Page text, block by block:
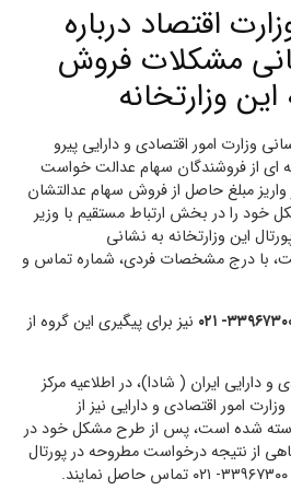
اقتصاد درباره
مشکلات فروش
وزارتخانه
وزارت امور اقتصادی و دارایی پیرو
ای از فروشندگان سهام عدالت خواست
واریز مبلغ حاصل از فروش سهام عدالتشان
خود را در بخش ارتباط مستقیم با وزیر
این وزارتخانه به نشانی
با درج مشخصات فردی، شماره تماس و
نیز برای پیگیری این گروه از
دارایی ایران ( شادا)، در اطلاعیه مرکز
امور اقتصادی و دارایی نیز از
شده است، پس از طرح مشکل خود در
از نتیجه درخواست مطروحه در پورتال